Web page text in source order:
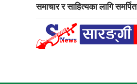
समाचार र साहित्यका लागि समर्पित